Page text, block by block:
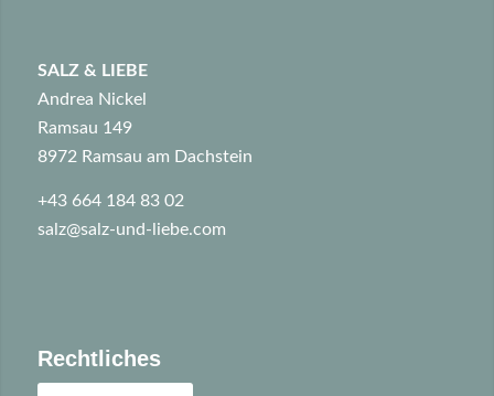
SALZ & LIEBE
Andrea Nickel
Ramsau 149
8972 Ramsau am Dachstein
+43 664 184 83 02
salz@salz-und-liebe.com
Rechtliches